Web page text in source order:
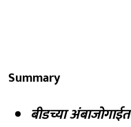
Summary
बीडच्या